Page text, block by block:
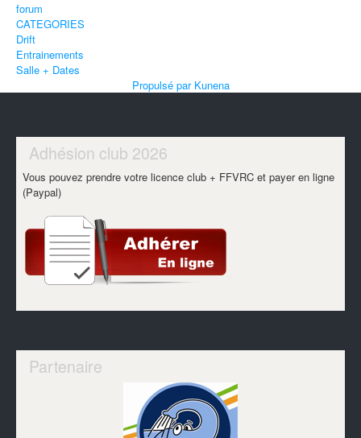
forum
CATEGORIES
Drift
Entrainements
Salle + Dates
Propulsé par Kunena
Adhésion club 2026
Vous pouvez prendre votre licence club + FFVRC et payer en ligne
(Paypal)
Partenaire